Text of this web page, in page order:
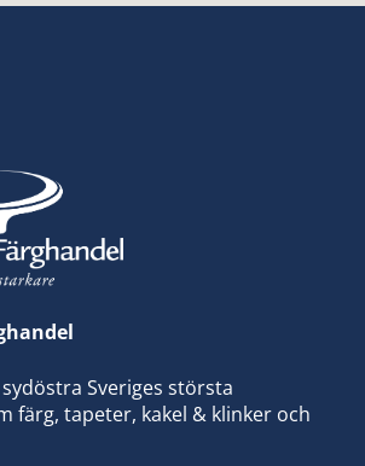
Sveriges största
färg, tapeter, kakel & klinker och